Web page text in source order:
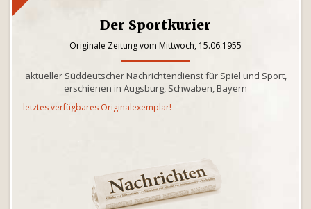
Der Sportkurier
Originale Zeitung vom Mittwoch, 15.06.1955
aktueller Süddeutscher Nachrichtendienst für Spiel und Sport,
erschienen in Augsburg, Schwaben, Bayern
letztes verfügbares Originalexemplar!